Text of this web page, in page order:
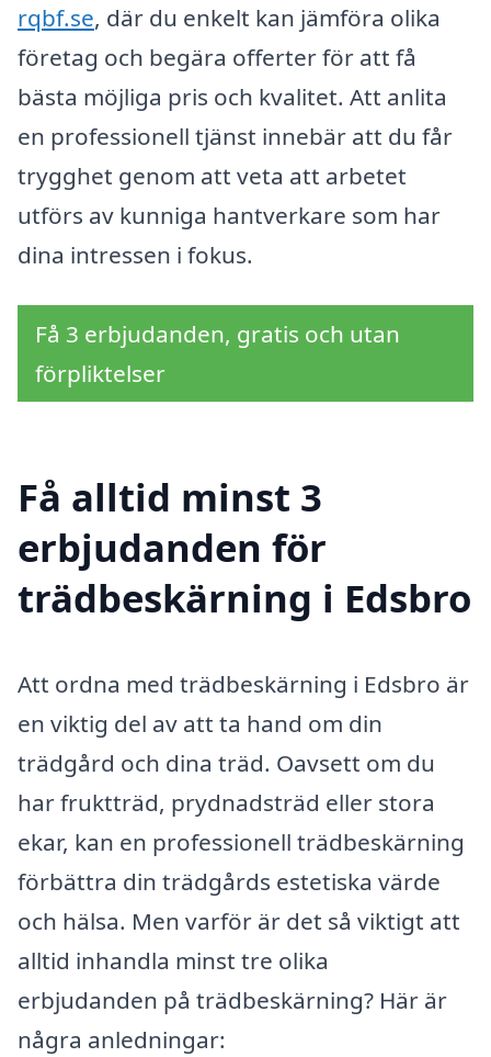
rqbf.se, där du enkelt kan jämföra olika
företag och begära offerter för att få
bästa möjliga pris och kvalitet. Att anlita
en professionell tjänst innebär att du får
trygghet genom att veta att arbetet
utförs av kunniga hantverkare som har
dina intressen i fokus.
Få 3 erbjudanden, gratis och utan
förpliktelser
Få alltid minst 3
erbjudanden för
trädbeskärning i Edsbro
Att ordna med trädbeskärning i Edsbro är
en viktig del av att ta hand om din
trädgård och dina träd. Oavsett om du
har fruktträd, prydnadsträd eller stora
ekar, kan en professionell trädbeskärning
förbättra din trädgårds estetiska värde
och hälsa. Men varför är det så viktigt att
alltid inhandla minst tre olika
erbjudanden på trädbeskärning? Här är
några anledningar: